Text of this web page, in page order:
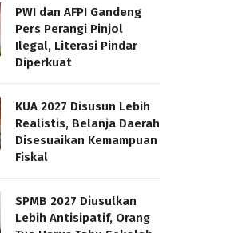
PWI dan AFPI Gandeng
Pers Perangi Pinjol
Ilegal, Literasi Pindar
Diperkuat
KUA 2027 Disusun Lebih
Realistis, Belanja Daerah
Disesuaikan Kemampuan
Fiskal
SPMB 2027 Diusulkan
Lebih Antisipatif, Orang